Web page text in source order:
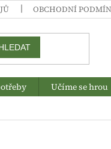
OBCHODNÍ
Učíme se hrou